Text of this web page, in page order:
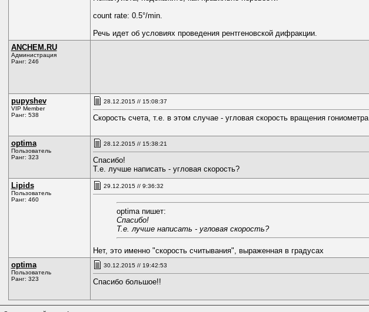
count rate: 0.5°/min.
Речь идет об условиях проведения рентгеновской дифракции.
ANCHEM.RU
Администрация
Ранг: 246
pupyshev
VIP Member
Ранг: 538
28.12.2015 // 15:08:37
Скорость счета, т.е. в этом случае - угловая скорость вращения гониометра
optima
Пользователь
Ранг: 323
28.12.2015 // 15:38:21
Спасибо!
Т.е. лучше написать - угловая скорость?
Lipids
Пользователь
Ранг: 460
29.12.2015 // 9:36:32
optima пишет:
Спасибо!
Т.е. лучше написать - угловая скорость?
Нет, это именно "скорость считывания", выраженная в градусах
optima
Пользователь
Ранг: 323
30.12.2015 // 19:42:53
Спасибо большое!!